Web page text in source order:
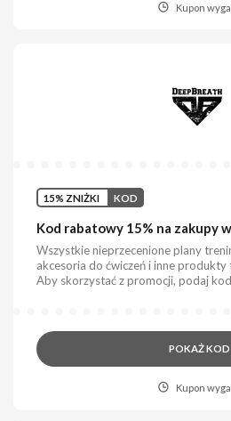
Kupon
15% ZNIŻKI KOD
Kod rabatowy 15% na zakupy
Wszystkie nieprzecenione plany
akcesoria do ćwiczeń i inne produkty
Aby skorzystać z promocji, podaj
POKAŻ KOD
Kupon